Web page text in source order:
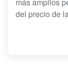
del precio de